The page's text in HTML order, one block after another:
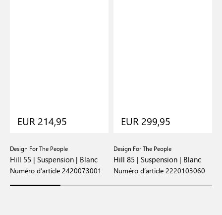
EUR 214,95
Design For The People
Hill 55 | Suspension | Blanc
Numéro d’article 2420073001
EUR 299,95
Design For The People
Hill 85 | Suspension | Blanc
Numéro d’article 2220103060